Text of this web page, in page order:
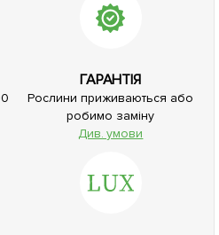
ГАРАНТІЯ
Рослини приживаються або
робимо заміну
Див. умови